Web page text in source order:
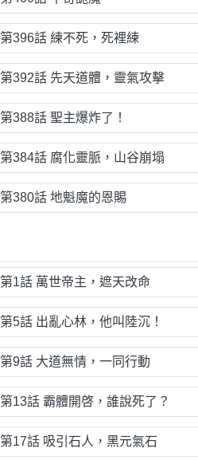
第396話 練不死，死裡練
第392話 先天道體，靈氣攻擊
第388話 聖主爆炸了！
第384話 腐化靈脈，山谷崩塌
第380話 地魁魔的恩賜
第1話 萬世帝主，遮天改命
第5話 出亂心林，他叫陸沉！
第9話 大道無情，一同行動
第13話 霸體開啓，誰說死了？
第17話 吸引石人，黑元氣石